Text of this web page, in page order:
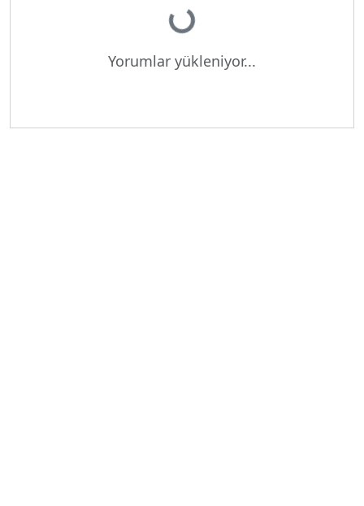
Yükleniyor...
Yorumlar yükleniyor...